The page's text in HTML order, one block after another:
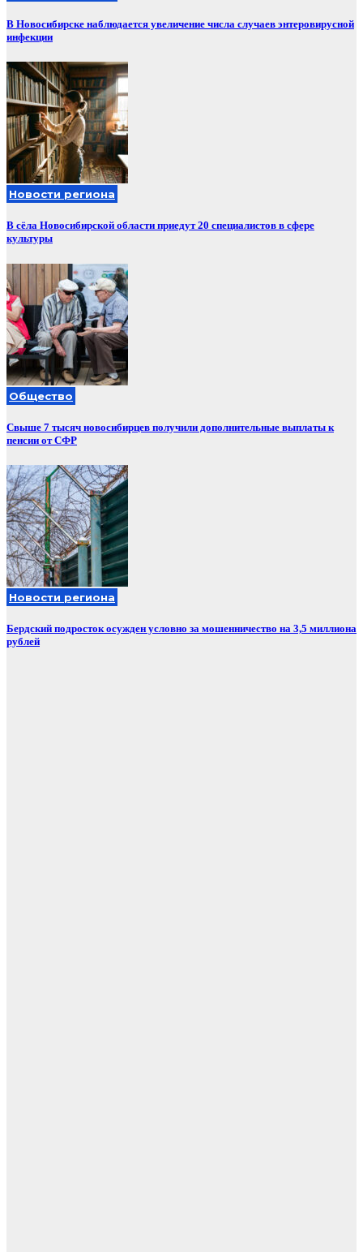
В Новосибирске наблюдается увеличение числа случаев энтеровирусной
инфекции
Новости региона
В сёла Новосибирской области приедут 20 специалистов в сфере
культуры
Общество
Свыше 7 тысяч новосибирцев получили дополнительные выплаты к
пенсии от СФР
Новости региона
Бердский подросток осужден условно за мошенничество на 3,5 миллиона
рублей